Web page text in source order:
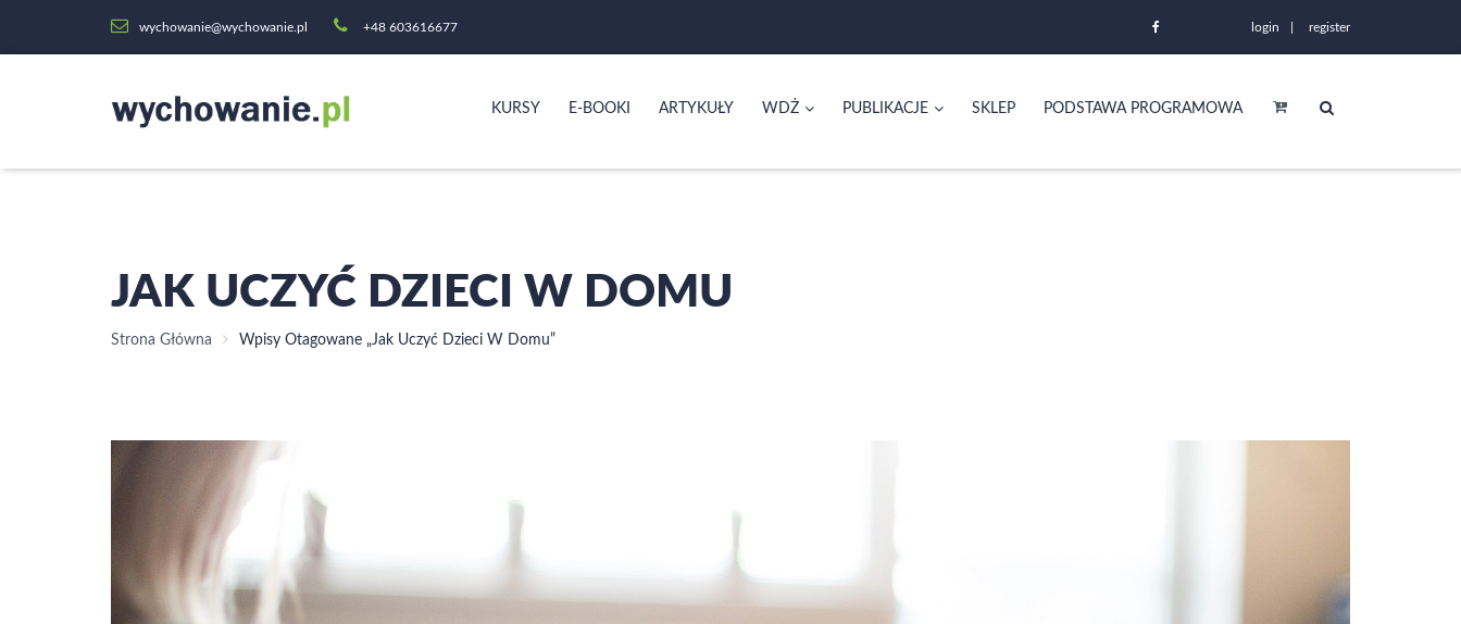
wychowanie@wychowanie.pl +48 603616677 login register
KURSY E-BOOKI ARTYKUŁY WDŻ PUBLIKACJE SKLEP PODSTAWA PROGRAMOWA
JAK UCZYĆ DZIECI W DOMU
Strona Główna Wpisy Otagowane „jak Uczyć Dzieci W Domu”